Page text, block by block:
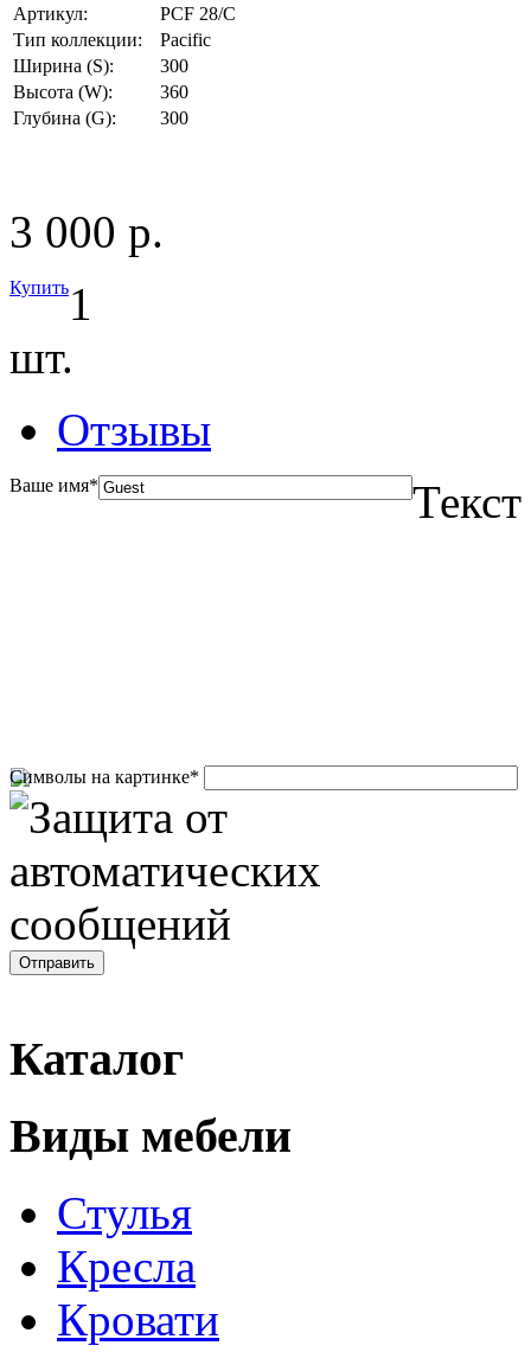
Артикул:
PCF 28/C
Тип коллекции:
Pacific
Ширина (S):
300
Высота (W):
360
Глубина (G):
300
3 000 р.
Купить1
шт.
Отзывы
Ваше имя*
Символы на картинке*
Каталог
Виды мебели
Стулья
Кресла
Кровати